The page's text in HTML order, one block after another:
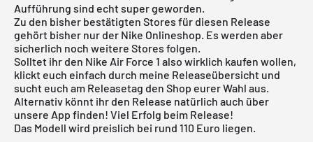
Aufführung sind echt super geworden.
Zu den bisher bestätigten Stores für diesen Release
gehört bisher nur der Nike Onlineshop. Es werden aber
sicherlich noch weitere Stores folgen.
Solltet ihr den Nike Air Force 1 also wirklich kaufen wollen,
klickt euch einfach durch meine Releaseübersicht und
sucht euch am Releasetag den Shop eurer Wahl aus.
Alternativ könnt ihr den Release natürlich auch über
unsere App finden! Viel Erfolg beim Release!
Das Modell wird preislich bei rund 110 Euro liegen.